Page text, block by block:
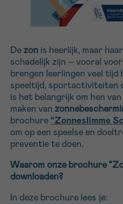
De zon is heerlijk, maar
schadelijk zijn – vooral
brengen leerlingen veel
speeltijd, sportactiviteiten
is het belangrijk om hen
maken van
brochure “Zonneslimme
om op een speelse en
preventie te doen.
Waarom onze brochure
downloaden?
In deze brochure lees je:
*VERPLICHT VELD